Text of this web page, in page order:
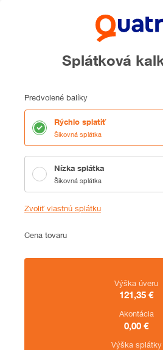
Splátková
Predvolené balíky
Rýchlo splatiť
Šikovná splátka
Nízka splátka
Šikovná splátka
Zvoliť vlastnú splátku
Cena
Cena tovaru
Zhrnutie
Výška úveru
121,35 €
Akontácia
0,00 €
Výška splátky